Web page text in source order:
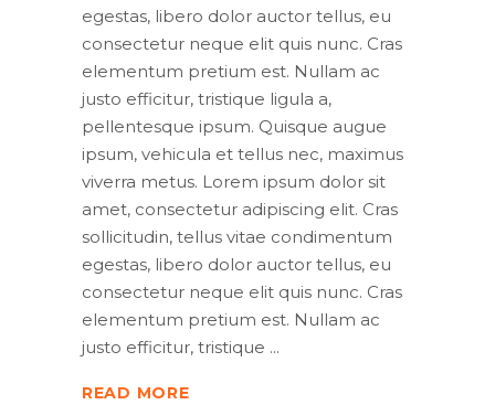
egestas, libero dolor auctor tellus, eu
consectetur neque elit quis nunc. Cras
elementum pretium est. Nullam ac
justo efficitur, tristique ligula a,
pellentesque ipsum. Quisque augue
ipsum, vehicula et tellus nec, maximus
viverra metus. Lorem ipsum dolor sit
amet, consectetur adipiscing elit. Cras
sollicitudin, tellus vitae condimentum
egestas, libero dolor auctor tellus, eu
consectetur neque elit quis nunc. Cras
elementum pretium est. Nullam ac
justo efficitur, tristique
READ MORE